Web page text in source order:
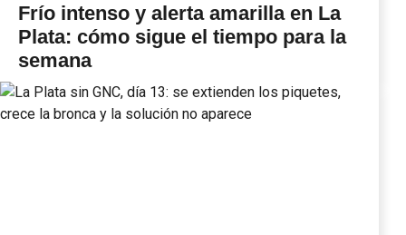
Frío intenso y alerta amarilla en La
Plata: cómo sigue el tiempo para la
semana